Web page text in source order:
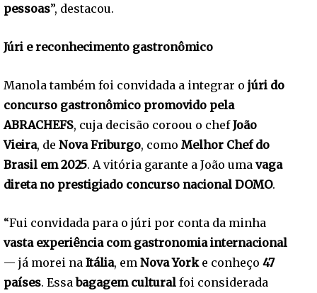
pessoas”, destacou.
Júri e reconhecimento gastronômico
Manola também foi convidada a integrar o júri do
concurso gastronômico promovido pela
ABRACHEFS, cuja decisão coroou o chefJoão
Vieira, de Nova Friburgo, como Melhor Chef do
Brasil em 2025. A vitória garante a João uma vaga
direta no prestigiado concurso nacional DOMO.
“Fui convidada para o júri por conta da minha
vasta experiência com gastronomia internacional
— já morei na Itália, em Nova Yorke conheço 47
países. Essabagagem cultural foi considerada